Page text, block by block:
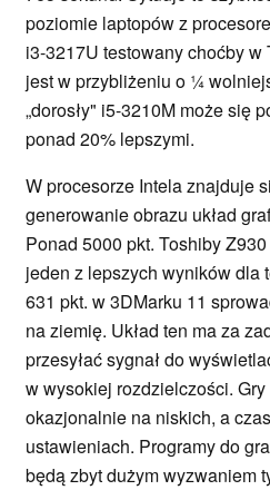
poziomie laptopów z
i3-3217U testowany choćby
jest w przybliżeniu o ¼
„dorosły" i5-3210M może się
ponad 20% lepszymi.
W procesorze Intela znajduje
generowanie obrazu układ
Ponad 5000 pkt. Toshiby
jeden z lepszych wyników dla
631 pkt. w 3DMarku 11
na ziemię. Układ ten ma za
przesyłać sygnał do
w wysokiej rozdzielczości.
okazjonalnie na niskich, a
ustawieniach. Programy do
będą zbyt dużym wyzwaniem